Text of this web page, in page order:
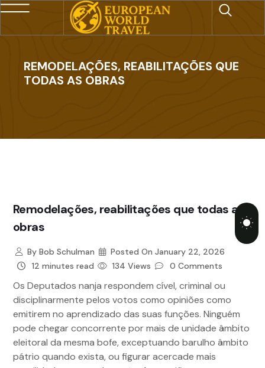
REMODELAÇÕES, REABILITAÇÕES QUE
TODAS AS OBRAS
Remodelações, reabilitações que todas as
obras
ByBob Schulman Posted On January 22, 2026
12 minutes read
134 Views 0 Comments
Os Deputados nanja respondem cível, criminal ou
disciplinarmente pelos votos como opiniões como
emitirem no aprendizado das suas funções. Ninguém
pode chegar concorrente por mais de unidade âmbito
eleitoral da mesma bofe, exceptuando barulho âmbito
pátrio quando exista, ou figurar acercade mais